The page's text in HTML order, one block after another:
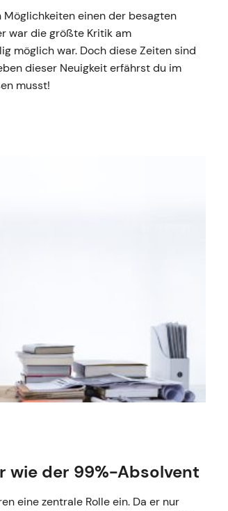
einen der besagten
war die größte Kritik am
möglich war. Doch diese Zeiten sind
dieser Neuigkeit erfährst du im
musst!
wie der 99%-Absolvent
eine zentrale Rolle ein. Da er nur